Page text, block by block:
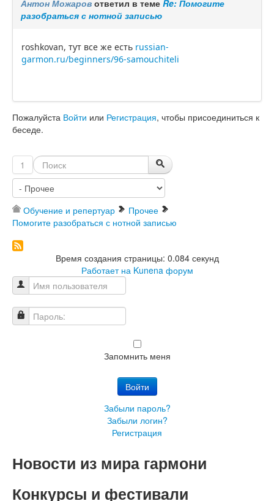
Антон Можаров ответил в теме Re: Помогите
разобраться с нотной записью
roshkovan, тут все же есть russian-
garmon.ru/beginners/96-samouchiteli
Пожалуйста Войти или Регистрация, чтобы присоединиться к
беседе.
1
Обучение и репертуар
Прочее
Помогите разобраться с нотной записью
Время создания страницы: 0.084 секунд
Работает на Kunena форум
Имя пользователя
Пароль:
Запомнить меня
Войти
Забыли пароль?
Забыли логин?
Регистрация
Новости из мира гармони
Конкурсы и фестивали